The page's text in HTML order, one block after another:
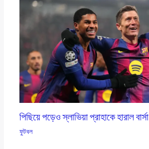
পিছিয়ে পড়েও স্লাভিয়া প্রাহাকে হারাল বার্সা
ফুটবল